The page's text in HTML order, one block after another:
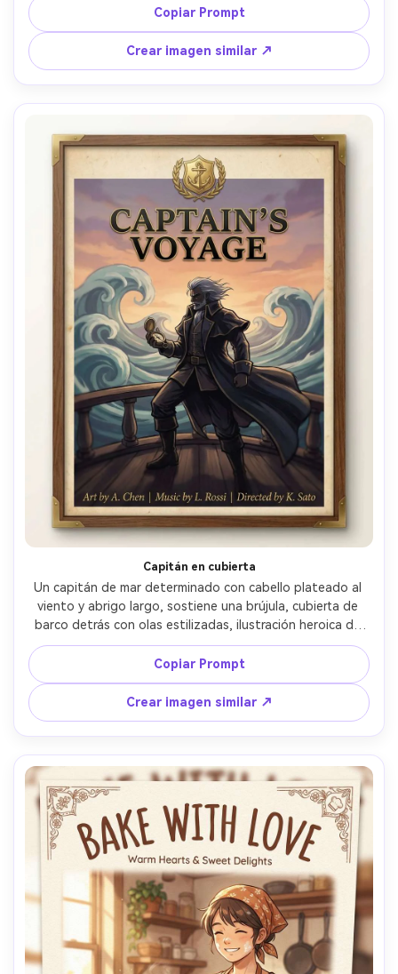
mezclado con subtítulo serif moderno, salpicaduras de
confeti, pequeño elemento QR RSVP en la esquina como
detalle de diseño, espacio inferior para nombres y fecha,
diseño apto para impresión, iluminación cinematográfica
suave --ar 4:5
Copiar Prompt
Crear imagen similar ↗
Capitán en cubierta
Un capitán de mar determinado con cabello plateado al
viento y abrigo largo, sostiene una brújula, cubierta de
barco detrás con olas estilizadas, ilustración heroica de
anime con fuerte silueta, título en estilo lujo negro y
dorado, escudo heráldico cerca de la parte superior, fila
de créditos limpia, viñeteado sutil, composición
enmarcada lista para regalar, lente de 85mm, poca
profundidad de campo, iluminación cinematográfica suave
--ar 4:5
Copiar Prompt
Crear imagen similar ↗